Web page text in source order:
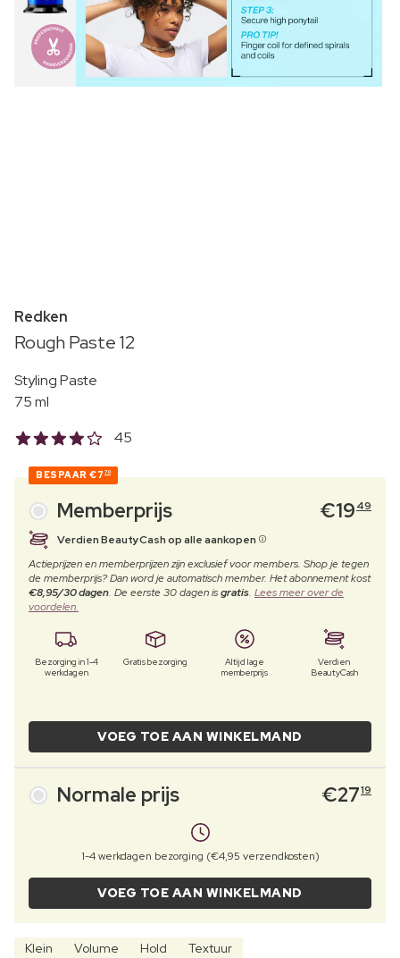
Redken
Rough Paste 12
Styling Paste
75 ml
45
BESPAAR €7 70
Memberprijs €19 49
Verdien BeautyCash op alle aankopen
Actieprijzen en memberprijzen zijn exclusief voor members. Shop je tegen
de memberprijs? Dan word je automatisch member. Het abonnement kost
€8,95/30 dagen. De eerste 30 dagen isgratis. Lees meer over de
voordelen.
Bezorging in 1-4
werkdagen
Gratis bezorging
Altijd lage
memberprijs
Verdien
BeautyCash
VOEG TOE AAN WINKELMAND
Normale prijs €2719
1-4 werkdagen bezorging (€4,95 verzendkosten)
VOEG TOE AAN WINKELMAND
Klein Volume Hold Textuur